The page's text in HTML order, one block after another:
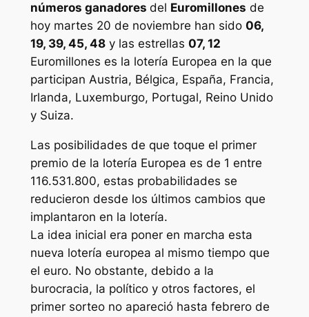
números ganadores del Euromillones de
hoy martes 20 de noviembre han sido 06,
19, 39, 45, 48y las estrellas 07, 12
Euromillones es la lotería Europea en la que
participan Austria, Bélgica, España, Francia,
Irlanda, Luxemburgo, Portugal, Reino Unido
y Suiza.
Las posibilidades de que toque el primer
premio de la lotería Europea es de 1 entre
116.531.800, estas probabilidades se
reducieron desde los últimos cambios que
implantaron en la lotería.
La idea inicial era poner en marcha esta
nueva lotería europea al mismo tiempo que
el euro. No obstante, debido a la
burocracia, la político y otros factores, el
primer sorteo no apareció hasta febrero de